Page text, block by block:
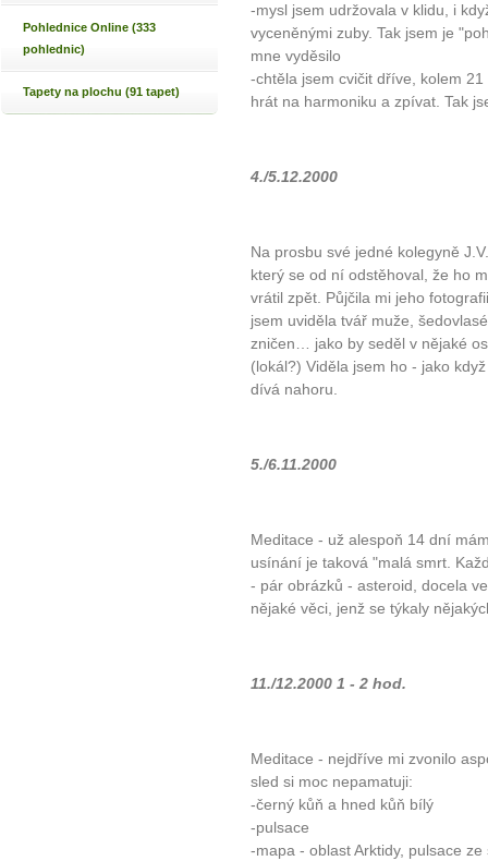
Pohlednice Online (333
pohlednic)
Tapety na plochu (91 tapet)
-mysl jsem udržovala v klidu, i
vyceněnými zuby. Tak jsem je
mne vyděsilo
-chtěla jsem cvičit dříve, kolem
hrát na harmoniku a zpívat. Tak
4./5.12.2000
Na prosbu své jedné kolegyně
který se od ní odstěhoval, že ho
vrátil zpět. Půjčila mi jeho
jsem uviděla tvář muže,
zničen… jako by seděl v nějaké
(lokál?) Viděla jsem ho - jako
dívá nahoru.
5./6.11.2000
Meditace - už alespoň 14 dní
usínání je taková "malá smrt.
- pár obrázků - asteroid, docela
nějaké věci, jenž se týkaly
11./12.2000 1 - 2 hod.
Meditace - nejdříve mi zvonilo
sled si moc nepamatuji:
-černý kůň a hned kůň bílý
-pulsace
-mapa - oblast Arktidy, pulsace